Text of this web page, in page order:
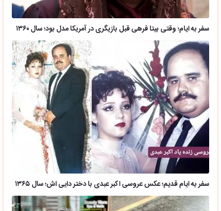
سفر به ایام؛ وقتی بیتا فرهی قبل بازیگری در آمریکا مدل بود؛ سال ۱۳۶۰
سفر به ایام قدیم؛ عکس عروسی اکبر عبدی با دختر دایی اش؛ سال ۱۳۶۵